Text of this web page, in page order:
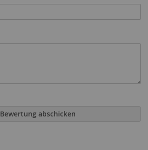
Bewertung abschicken